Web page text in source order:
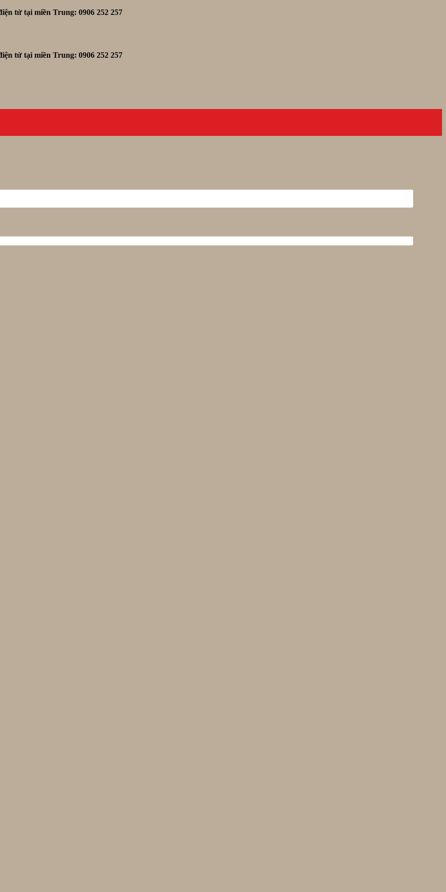
tử tại miền Trung: 0906 252 257
tử tại miền Trung: 0906 252 257